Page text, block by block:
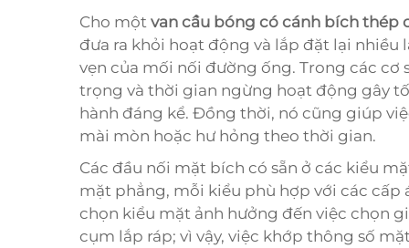
Cho một van cầu bóng có cánh bích thép
đưa ra khỏi hoạt động và lắp đặt lại
vẹn của mối nối đường ống. Trong các
trọng và thời gian ngừng hoạt động gây
hành đáng kể. Đồng thời, nó cũng giúp
mài mòn hoặc hư hỏng theo thời gian.
Các đầu nối mặt bích có sẵn ở các kiểu
mặt phẳng, mỗi kiểu phù hợp với các cấp
chọn kiểu mặt ảnh hưởng đến việc chọn
cụm lắp ráp; vì vậy, việc khớp thông số